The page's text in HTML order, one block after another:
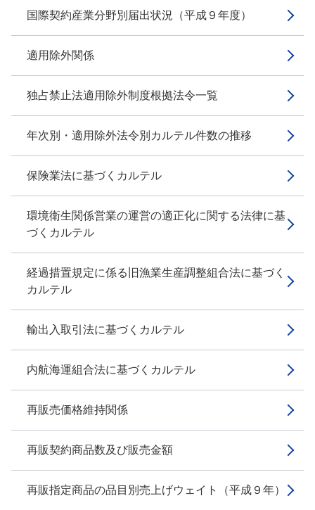
国際契約産業分野別届出状況（平成９年度）
適用除外関係
独占禁止法適用除外制度根拠法令一覧
年次別・適用除外法令別カルテル件数の推移
保険業法に基づくカルテル
環境衛生関係営業の運営の適正化に関する法律に基
づくカルテル
経過措置規定に係る旧漁業生産調整組合法に基づく
カルテル
輸出入取引法に基づくカルテル
内航海運組合法に基づくカルテル
再販売価格維持関係
再販契約商品数及び販売金額
再販指定商品の品目別売上げウェイト（平成９年）